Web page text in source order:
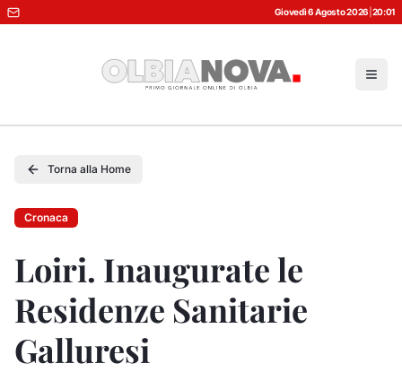
Giovedì 6 Agosto 2026 20:01
Torna alla Home
Cronaca
Loiri. Inaugurate le
Residenze Sanitarie
Galluresi